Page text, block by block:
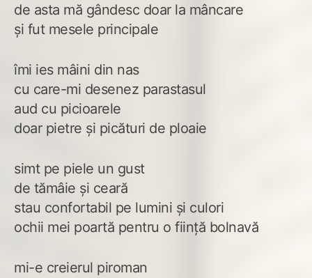
de asta mă gândesc doar la mâncare
și fut mesele principale
îmi ies mâini din nas
cu care-mi desenez parastasul
aud cu picioarele
doar pietre și picături de ploaie
simt pe piele un gust
de tămâie și ceară
stau confortabil pe lumini și culori
ochii mei poartă pentru o ființă bolnavă
mi-e creierul piroman